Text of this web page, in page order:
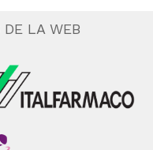
DE LA WEB